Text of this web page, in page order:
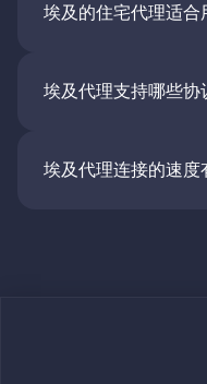
埃及的住宅代理适合
埃及代理支持哪些协
埃及代理连接的速度